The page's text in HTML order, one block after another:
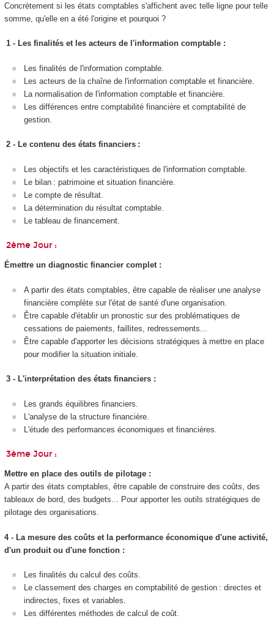
Concrètement si les états comptables s'affichent avec telle ligne pour telle
somme, qu'elle en a été l'origine et pourquoi ?
1 - Les finalités et les acteurs de l'information comptable :
Les finalités de l'information comptable.
Les acteurs de la chaîne de l'information comptable et financière.
La normalisation de l'information comptable et financière.
Les différences entre comptabilité financière et comptabilité de
gestion.
2 - Le contenu des états financiers :
Les objectifs et les caractéristiques de l'information comptable.
Le bilan : patrimoine et situation financière.
Le compte de résultat.
La détermination du résultat comptable.
Le tableau de financement.
2ème Jour :
Émettre un diagnostic financier complet :
A partir des états comptables, être capable de réaliser une analyse
financière complète sur l'état de santé d'une organisation.
Être capable d'établir un pronostic sur des problématiques de
cessations de paiements, faillites, redressements...
Être capable d'apporter les décisions stratégiques à mettre en place
pour modifier la situation initiale.
3 - L'interprétation des états financiers :
Les grands équilibres financiers.
L'analyse de la structure financière.
L'étude des performances économiques et financières.
3ème Jour :
Mettre en place des outils de pilotage :
A partir des états comptables, être capable de construire des coûts, des
tableaux de bord, des budgets... Pour apporter les outils stratégiques de
pilotage des organisations.
4 - La mesure des coûts et la performance économique d'une activité,
d'un produit ou d'une fonction :
Les finalités du calcul des coûts.
Le classement des charges en comptabilité de gestion : directes et
indirectes, fixes et variables.
Les différentes méthodes de calcul de coût.